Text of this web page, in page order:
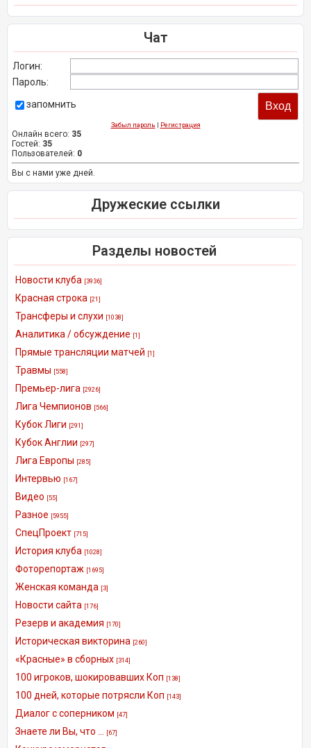
Чат
Логин:
Пароль:
запомнить
Забыл пароль | Регистрация
Онлайн всего: 35
Гостей: 35
Пользователей: 0
Вы с нами уже дней.
Дружеские ссылки
Разделы новостей
Новости клуба [3936]
Красная строка [21]
Трансферы и слухи [1038]
Аналитика / обсуждение [1]
Прямые трансляции матчей [1]
Травмы [558]
Премьер-лига [2926]
Лига Чемпионов [566]
Кубок Лиги [291]
Кубок Англии [297]
Лига Европы [285]
Интервью [167]
Видео [55]
Разное [5955]
СпецПроект [715]
История клуба [1028]
Фоторепортаж [1695]
Женская команда [3]
Новости сайта [176]
Резерв и академия [170]
Историческая викторина [260]
«Красные» в сборных [314]
100 игроков, шокировавших Коп [138]
100 дней, которые потрясли Коп [143]
Диалог с соперником [47]
Знаете ли Вы, что ... [67]